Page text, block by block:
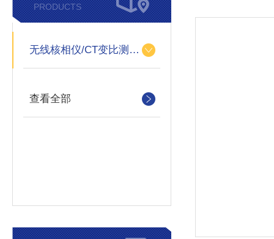
PRODUCTS
无线核相仪/CT变比测试仪
查看全部